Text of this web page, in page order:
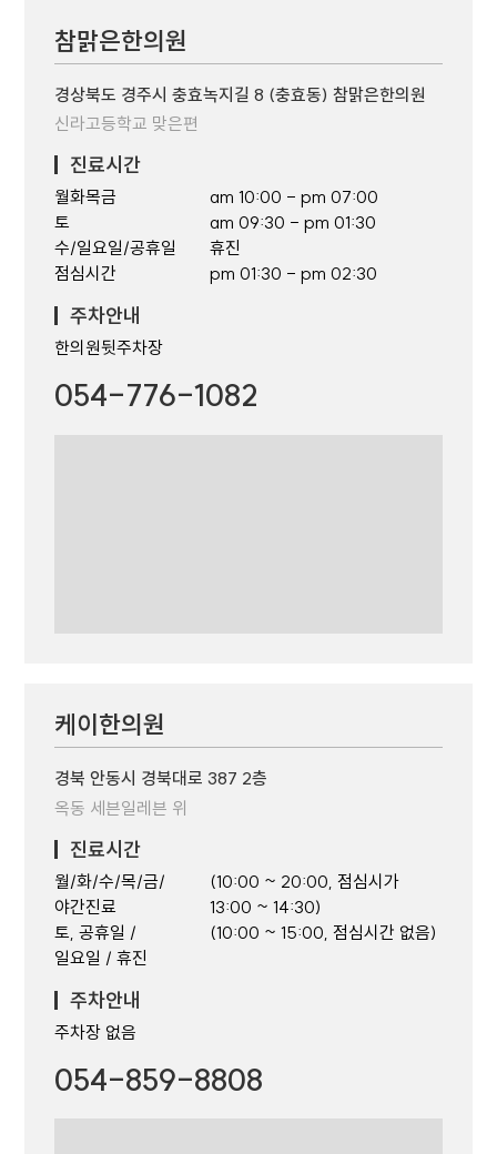
참맑은한의원
경상북도 경주시 충효녹지길 8 (충효동) 참맑은한의원
신라고등학교 맞은편
진료시간
월화목금
토
수/일요일/공휴일
점심시간
am 10:00 - pm 07:00
am 09:30 - pm 01:30
휴진
pm 01:30 - pm 02:30
주차안내
한의원뒷주차장
054-776-1082
케이한의원
경북 안동시 경북대로 387 2층
옥동 세븐일레븐 위
진료시간
월/화/수/목/금/
야간진료
토, 공휴일 /
일요일 / 휴진
(10:00 ~ 20:00, 점심시가
13:00 ~ 14:30)
(10:00 ~ 15:00, 점심시간 없음)
주차안내
주차장 없음
054-859-8808